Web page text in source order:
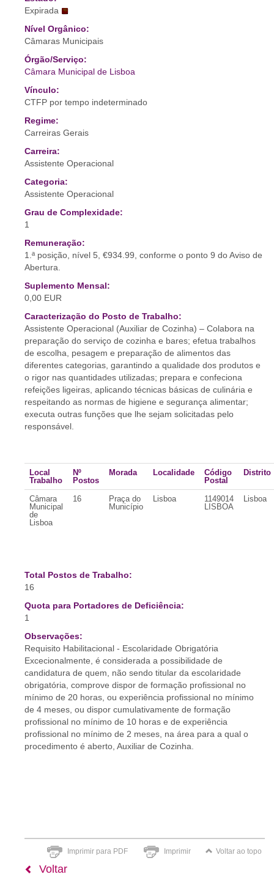
Expirada
Nível Orgânico:
Câmaras Municipais
Órgão/Serviço:
Câmara Municipal de Lisboa
Vínculo:
CTFP por tempo indeterminado
Regime:
Carreiras Gerais
Carreira:
Assistente Operacional
Categoria:
Assistente Operacional
Grau de Complexidade:
1
Remuneração:
1.ª posição, nível 5, €934.99, conforme o ponto 9 do Aviso de
Abertura.
Suplemento Mensal:
0,00 EUR
Caracterização do Posto de Trabalho:
Assistente Operacional (Auxiliar de Cozinha) – Colabora na
preparação do serviço de cozinha e bares; efetua trabalhos
de escolha, pesagem e preparação de alimentos das
diferentes categorias, garantindo a qualidade dos produtos e
o rigor nas quantidades utilizadas; prepara e confeciona
refeições ligeiras, aplicando técnicas básicas de culinária e
respeitando as normas de higiene e segurança alimentar;
executa outras funções que lhe sejam solicitadas pelo
responsável.
Local
Trabalho
Nº
Postos
Morada Localidade
Código
Postal
Distrito
Câmara
Municipal
de
Lisboa
16
Praça do
Município
Lisboa
1149014
LISBOA
Lisboa
Total Postos de Trabalho:
16
Quota para Portadores de Deficiência:
1
Observações:
Requisito Habilitacional - Escolaridade Obrigatória
Excecionalmente, é considerada a possibilidade de
candidatura de quem, não sendo titular da escolaridade
obrigatória, comprove dispor de formação profissional no
mínimo de 20 horas, ou experiência profissional no mínimo
de 4 meses, ou dispor cumulativamente de formação
profissional no mínimo de 10 horas e de experiência
profissional no mínimo de 2 meses, na área para a qual o
procedimento é aberto, Auxiliar de Cozinha.
Imprimir para PDF Imprimir Voltar ao topo
Voltar